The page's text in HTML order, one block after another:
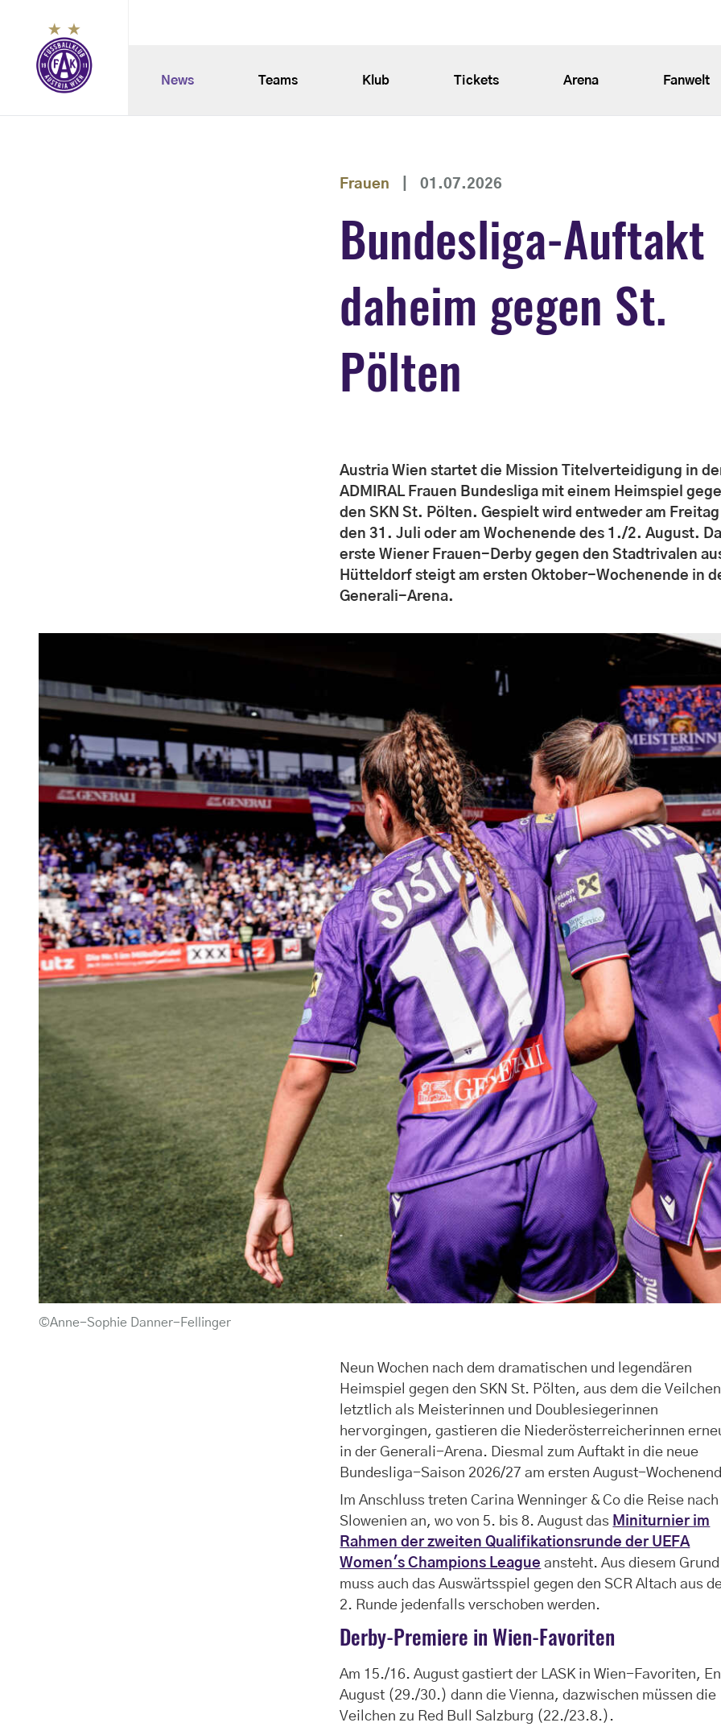
News Teams Klub Tickets Arena Fanwelt
Frauen 01.07.2026
Bundesliga-Auftakt
daheim gegen St.
Pölten
Austria Wien startet die Mission Titelverteidigung in
ADMIRAL Frauen Bundesliga mit einem Heimspiel
den SKN St. Pölten. Gespielt wird entweder am Freitag
den 31. Juli oder am Wochenende des 1./2. August.
erste Wiener Frauen-Derby gegen den Stadtrivalen
Hütteldorf steigt am ersten Oktober-Wochenende in
Generali-Arena.
©Anne-Sophie Danner-Fellinger
Neun Wochen nach dem dramatischen und legendären
Heimspiel gegen den SKN St. Pölten, aus dem die Veilchen
letztlich als Meisterinnen und Doublesiegerinnen
hervorgingen, gastieren die Niederösterreicherinnen
in der Generali-Arena. Diesmal zum Auftakt in die neue
Bundesliga-Saison 2026/27 am ersten August-
Im Anschluss treten Carina Wenninger & Co die Reise nach
Slowenien an, wo von 5. bis 8. August das Miniturnier im
Rahmen der zweiten Qualifikationsrunde der UEFA
Women's Champions League ansteht. Aus diesem Grund
muss auch das Auswärtsspiel gegen den SCR Altach aus
2. Runde jedenfalls verschoben werden.
Derby-Premiere in Wien-Favoriten
Am 15./16. August gastiert der LASK in Wien-Favoriten,
August (29./30.) dann die Vienna, dazwischen müssen die
Veilchen zu Red Bull Salzburg (22./23.8.).